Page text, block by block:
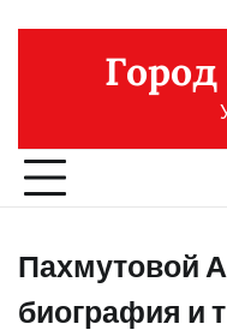
содержимомуГород
Пахмутовой
биография и